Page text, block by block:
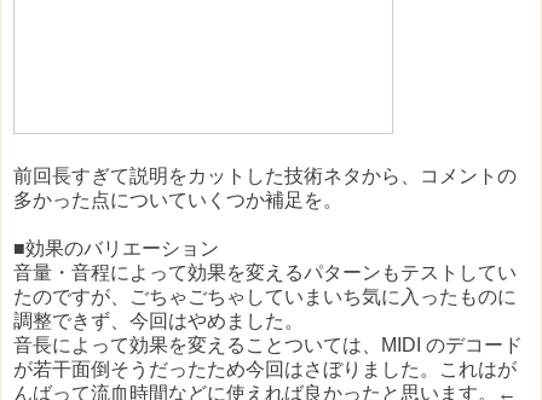
前回長すぎて説明をカットした技術ネタから、コメントの
多かった点についていくつか補足を。
■効果のバリエーション
音量・音程によって効果を変えるパターンもテストしてい
たのですが、ごちゃごちゃしていまいち気に入ったものに
調整できず、今回はやめました。
音長によって効果を変えることついては、MIDI のデコード
が若干面倒そうだったため今回はさぼりました。これはが
んばって流血時間などに使えれば良かったと思います。←